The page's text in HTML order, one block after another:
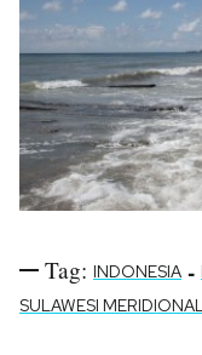
Tag: INDONESIA -
SULAWESI